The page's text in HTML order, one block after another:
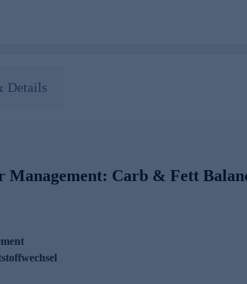
Details
Management: Carb & Fett